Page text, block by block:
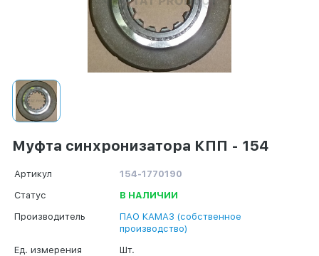
Муфта синхронизатора КПП - 154
Артикул
154-1770190
Статус
В НАЛИЧИИ
Производитель
ПАО КАМАЗ (собственное
производство)
Ед. измерения
Шт.